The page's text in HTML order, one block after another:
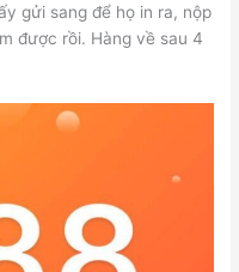
gửi sang để họ in ra, nộp
được rồi. Hàng về sau 4